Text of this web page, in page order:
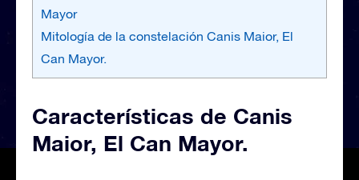
Mayor
Mitología de la constelación Canis Maior, El
Can Mayor.
Características de Canis
Maior, El Can Mayor.